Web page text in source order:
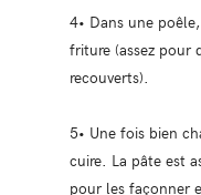
4• Dans une
friture (assez pour
recouverts).
5• Une fois bien
cuire. La pâte est
pour les façonner